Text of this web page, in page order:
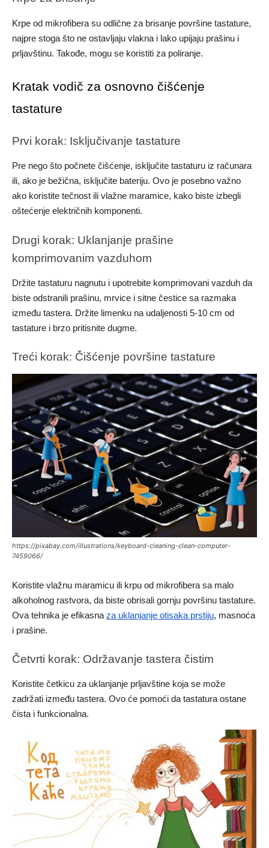
Krpe od mikrofibera su odlične za brisanje površine tastature,
najpre stoga što ne ostavljaju vlakna i lako upijaju prašinu i
prljavštinu. Takođe, mogu se koristiti za poliranje.
Kratak vodič za osnovno čišćenje
tastature
Prvi korak: Isključivanje tastature
Pre nego što počnete čišćenje, isključite tastaturu iz računara
ili, ako je bežična, isključite bateriju. Ovo je posebno važno
ako koristite tečnost ili vlažne maramice, kako biste izbegli
oštećenje električnih komponenti.
Drugi korak: Uklanjanje prašine
komprimovanim vazduhom
Držite tastaturu nagnutu i upotrebite komprimovani vazduh da
biste odstranili prašinu, mrvice i sitne čestice sa razmaka
između tastera. Držite limenku na udaljenosti 5-10 cm od
tastature i brzo pritisnite dugme.
Treći korak: Čišćenje površine tastature
https://pixabay.com/illustrations/keyboard-cleaning-clean-computer-
7459066/
Koristite vlažnu maramicu ili krpu od mikrofibera sa malo
alkoholnog rastvora, da biste obrisali gornju površinu tastature.
Ova tehnika je efikasna za uklanjanje otisaka prstiju, masnoća
i prašine.
Četvrti korak: Održavanje tastera čistim
Koristite četkicu za uklanjanje prljavštine koja se može
zadržati između tastera. Ovo će pomoći da tastatura ostane
čista i funkcionalna.